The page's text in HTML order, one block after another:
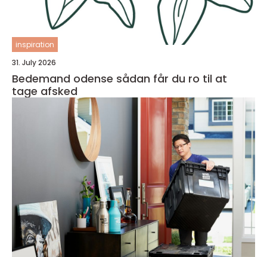
inspiration
31. July 2026
Bedemand odense sådan får du ro til at
tage afsked